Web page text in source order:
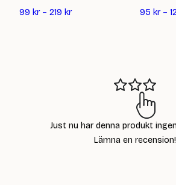
99 kr – 219 kr 95 kr –
Just nu har denna produkt
Lämna en recension!